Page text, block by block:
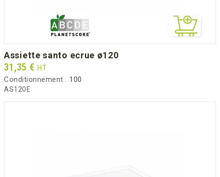
assiette santo ecrue ø120
Prix
31,35 € HT
Conditionnement : 100
AS120E